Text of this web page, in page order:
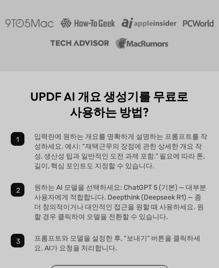
UPDF AI 개요 생성기를 무료로
사용하는 방법?
입력란에 원하는 개요를 명확하게 설명하는 프롬프트를 작
성하세요. 예시: “재택근무의 장점에 관한 상세한 개요 작
성, 생산성 팁과 일반적인 도전 과제 포함.” 필요에 따라 톤,
길이, 핵심 포인트도 지정할 수 있습니다.
원하는 AI 모델을 선택하세요: ChatGPT 5 (기본) — 대부분
사용자에게 적합합니다. Deepthink (Deepseek R1) — 좀
더 창의적이거나 대안적인 접근을 원할 때 사용하세요. 원
할 경우 클릭하여 모델을 전환할 수 있습니다.
프롬프트와 모델을 설정한 후, “보내기” 버튼을 클릭하세
요. AI가 요청을 처리합니다.